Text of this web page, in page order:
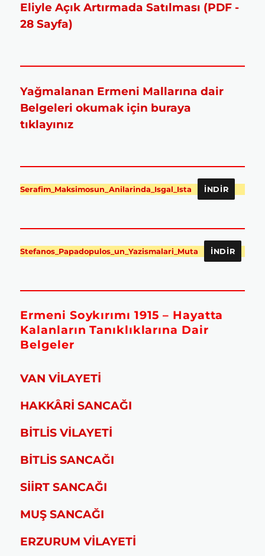
Eliyle Açık Artırmada Satılması (PDF -
28 Sayfa)
Yağmalanan Ermeni Mallarına dair
Belgeleri okumak için buraya
tıklayınız
Serafim_Maksimosun_Anilarinda_Isgal_Ista İNDIR
Stefanos_Papadopulos_un_Yazismalari_Muta İNDIR
Ermeni Soykırımı 1915 – Hayatta
Kalanların Tanıklıklarına Dair
Belgeler
VAN VİLAYETİ
HAKKÂRİ SANCAĞI
BİTLİS VİLAYETİ
BİTLİS SANCAĞI
SİİRT SANCAĞI
MUŞ SANCAĞI
ERZURUM VİLAYETİ